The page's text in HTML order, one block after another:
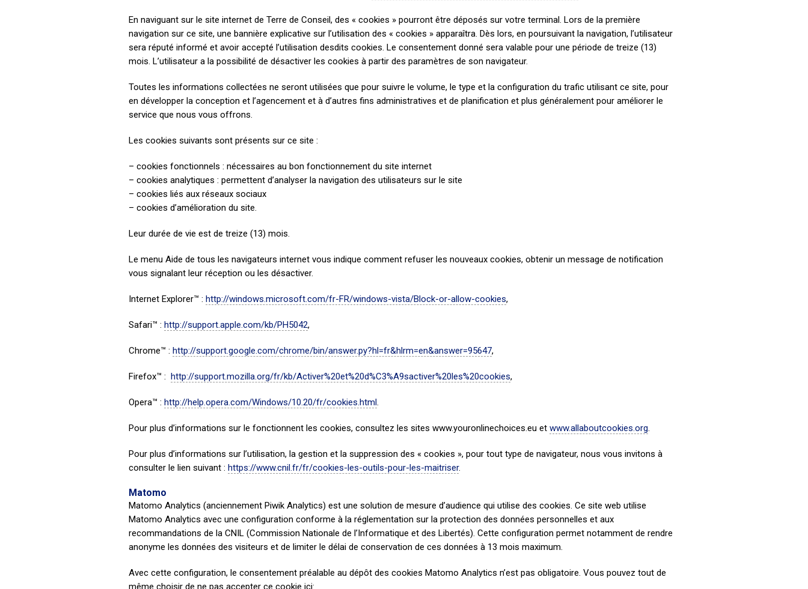
En naviguant sur le site internet de Terre de Conseil, des « cookies » pourront être déposés sur votre terminal. Lors de la première
navigation sur ce site, une bannière explicative sur l’utilisation des « cookies » apparaîtra. Dès lors, en poursuivant la navigation, l’utilisateur
sera réputé informé et avoir accepté l’utilisation desdits cookies. Le consentement donné sera valable pour une période de treize (13)
mois. L’utilisateur a la possibilité de désactiver les cookies à partir des paramètres de son navigateur.
Toutes les informations collectées ne seront utilisées que pour suivre le volume, le type et la configuration du trafic utilisant ce site, pour
en développer la conception et l’agencement et à d’autres fins administratives et de planification et plus généralement pour améliorer le
service que nous vous offrons.
Les cookies suivants sont présents sur ce site :
– cookies fonctionnels : nécessaires au bon fonctionnement du site internet
– cookies analytiques : permettent d’analyser la navigation des utilisateurs sur le site
– cookies liés aux réseaux sociaux
– cookies d’amélioration du site.
Leur durée de vie est de treize (13) mois.
Le menu Aide de tous les navigateurs internet vous indique comment refuser les nouveaux cookies, obtenir un message de notification
vous signalant leur réception ou les désactiver.
Internet Explorer™ : http://windows.microsoft.com/fr-FR/windows-vista/Block-or-allow-cookies,
Safari™ : http://support.apple.com/kb/PH5042,
Chrome™ : http://support.google.com/chrome/bin/answer.py?hl=fr&hlrm=en&answer=95647,
Firefox™ : http://support.mozilla.org/fr/kb/Activer%20et%20d%C3%A9sactiver%20les%20cookies,
Opera™ : http://help.opera.com/Windows/10.20/fr/cookies.html.
Pour plus d’informations sur le fonctionnent les cookies, consultez les sites www.youronlinechoices.eu et www.allaboutcookies.org.
Pour plus d’informations sur l’utilisation, la gestion et la suppression des « cookies », pour tout type de navigateur, nous vous invitons à
consulter le lien suivant : https://www.cnil.fr/fr/cookies-les-outils-pour-les-maitriser.
Matomo
Matomo Analytics (anciennement Piwik Analytics) est une solution de mesure d’audience qui utilise des cookies. Ce site web utilise
Matomo Analytics avec une configuration conforme à la réglementation sur la protection des données personnelles et aux
recommandations de la CNIL (Commission Nationale de l’Informatique et des Libertés). Cette configuration permet notamment de rendre
anonyme les données des visiteurs et de limiter le délai de conservation de ces données à 13 mois maximum.
Avec cette configuration, le consentement préalable au dépôt des cookies Matomo Analytics n’est pas obligatoire. Vous pouvez tout de
même choisir de ne pas accepter ce cookie ici: